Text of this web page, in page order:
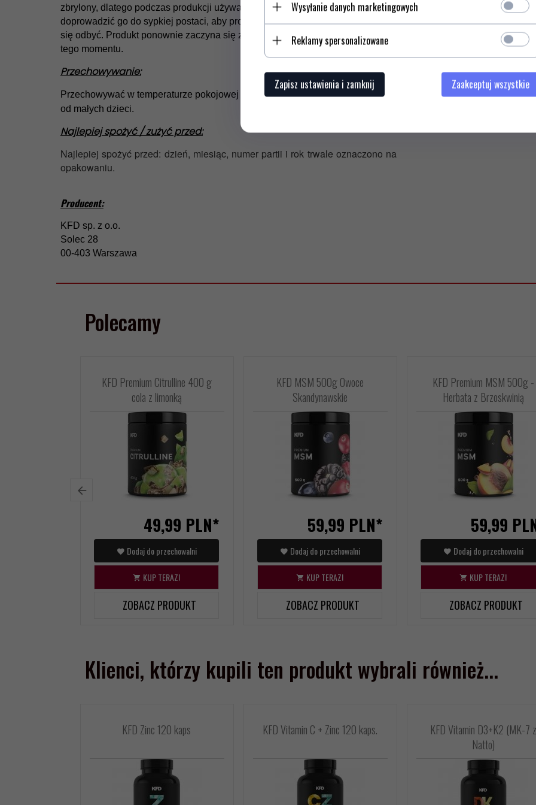
zbrylony, dlatego podczas produkcji używa się specjalnych młynków, aby
doprowadzić go do sypkiej postaci, aby proces konfekcjonowania mógł w ogóle
się odbyć. Produkt ponownie zaczyna się zbrylać już po kilku godzinach od
tego momentu.
Przechowywanie:
Przechowywać w temperaturze pokojowej w suchym i ciemnym miejscu, z dala
od małych dzieci.
Najlepiej spożyć / zużyć przed:
Najlepiej spożyć przed: dzień, miesiąc, numer partii i rok trwale oznaczono na
opakowaniu.
Producent:
KFD sp. z o.o.
Solec 28
00-403 Warszawa
Polecamy
KFD Premium Citrulline 400 g
cola z limonką
49,99 PLN*
Dodaj do przechowalni
KUP TERAZ!
ZOBACZ PRODUKT
KFD MSM 500g Owoce
Skandynawskie
59,99 PLN*
Dodaj do przechowalni
KUP TERAZ!
ZOBACZ PRODUKT
KFD Premium MSM 500g -
Herbata z Brzoskwinią
59,99
Dodaj do przechowalni
KUP TERAZ!
ZOBACZ PRODUKT
Klienci, którzy kupili ten produkt wybrali również...
KFD Zinc 120 kaps KFD Vitamin C + Zinc 120 kaps.
KFD Vitamin D3+K2 (MK-7 z
Natto)
Wysyłanie danych marketingowych
Reklamy spersonalizowane
Zapisz ustawienia i zamknij Zaakceptuj wszystkie